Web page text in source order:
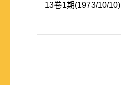
13卷1期(1973/10/10)